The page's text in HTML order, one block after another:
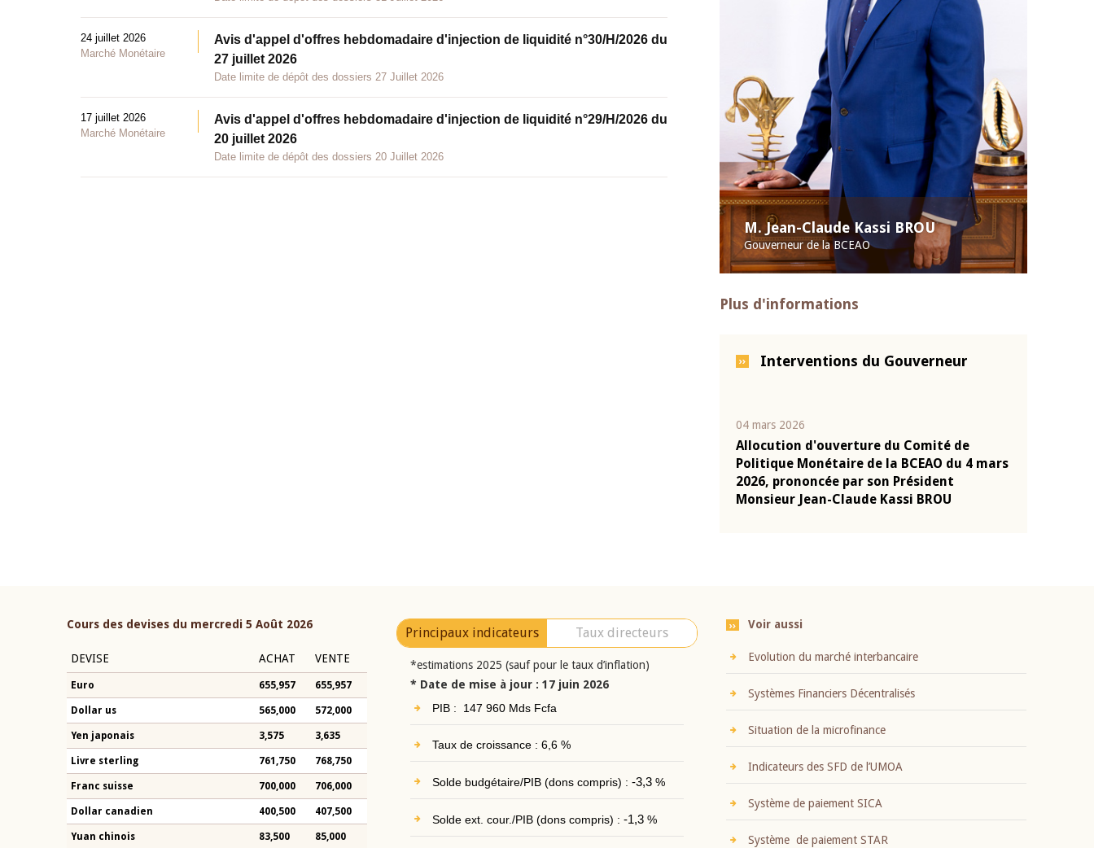
M. Jean-Claude Kassi BROU
Gouverneur de la BCEAO
Plus d'informations
Interventions du Gouverneur
04 mars 2026
Allocution d'ouverture du Comité de
Politique Monétaire de la BCEAO du 4 mars
2026, prononcée par son Président
Monsieur Jean-Claude Kassi BROU
24 juillet 2026
Marché Monétaire
Avis d'appel d'offres hebdomadaire d'injection de liquidité n°30/H/2026 du
27 juillet 2026
Date limite de dépôt des dossiers 27 Juillet 2026
17 juillet 2026
Marché Monétaire
Avis d'appel d'offres hebdomadaire d'injection de liquidité n°29/H/2026 du
20 juillet 2026
Date limite de dépôt des dossiers 20 Juillet 2026
Cours des devises du mercredi 5 Août 2026
DEVISE ACHAT VENTE
Euro 655,957 655,957
Dollar us 565,000 572,000
Yen japonais 3,575 3,635
Livre sterling 761,750 768,750
Franc suisse 700,000 706,000
Dollar canadien 400,500 407,500
Yuan chinois 83,500 85,000
Principaux indicateurs Taux directeurs
*estimations 2025 (sauf pour le taux d’inflation)
* Date de mise à jour : 17 juin 2026
PIB : 147 960 Mds Fcfa
Taux de croissance : 6,6 %
Solde budgétaire/PIB (dons compris) : -3,3%
Solde ext. cour./PIB (dons compris) : -1,3%
Voir aussi
Evolution du marché interbancaire
Systèmes Financiers Décentralisés
Situation de la microfinance
Indicateurs des SFD de l’UMOA
Système de paiement SICA
Système de paiement STAR